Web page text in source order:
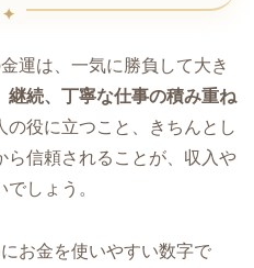
運は、一気に勝負して大き
継続、丁寧な仕事の積み重ね
の役に立つこと、きちんとし
ら信頼されることが、収入や
しょう。
お金を使いやすい数字で